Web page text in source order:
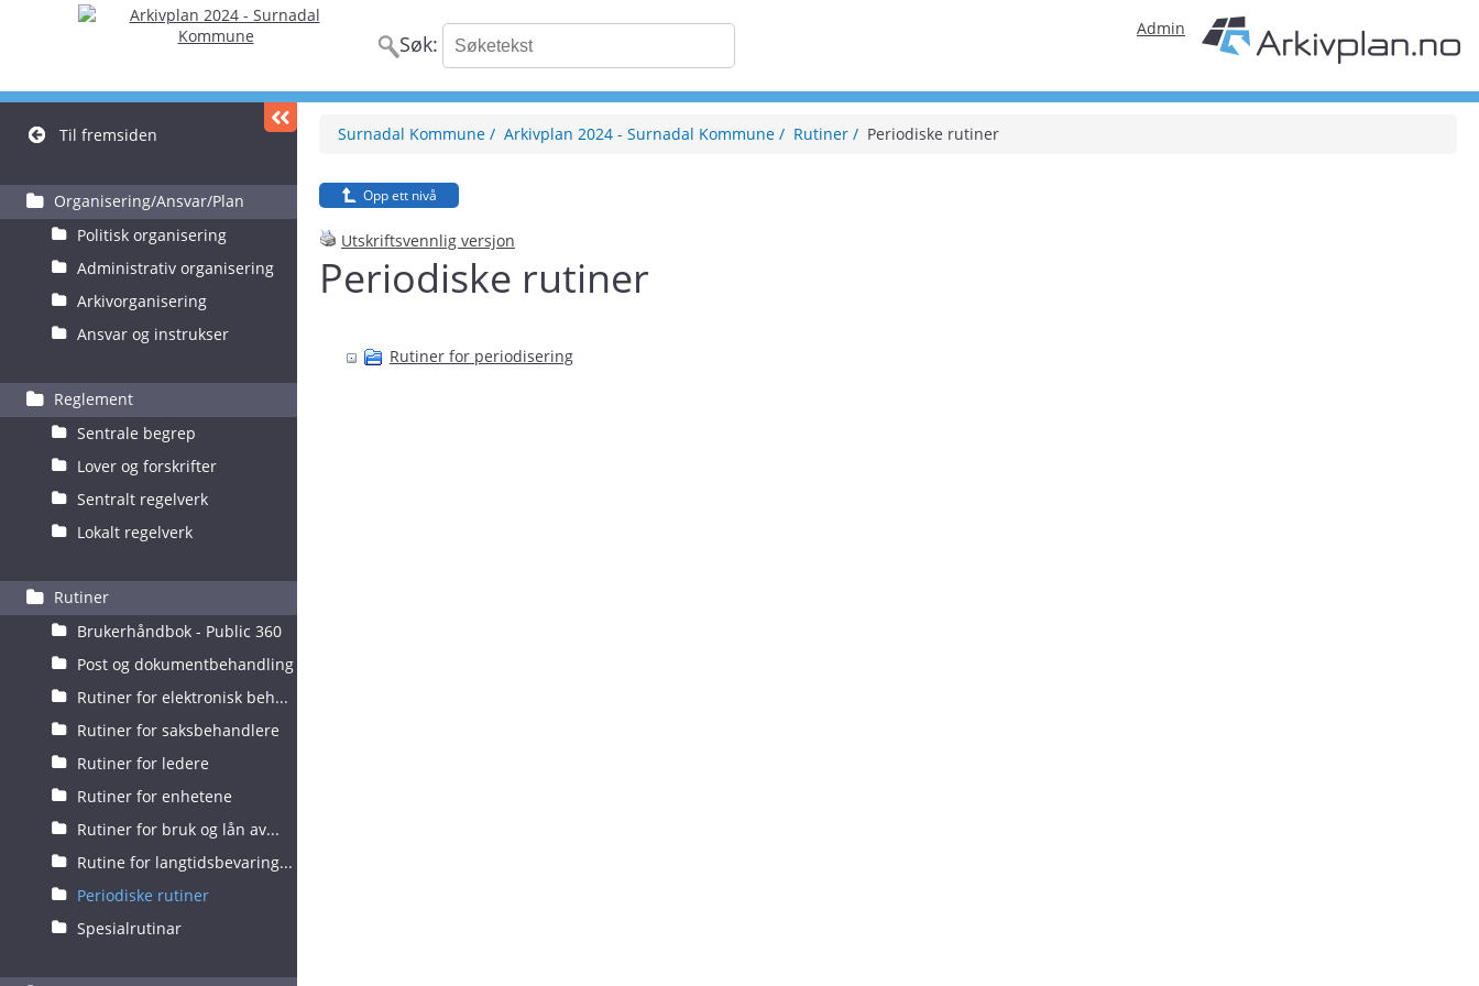
Søk:
Admin
Til fremsiden
Organisering/Ansvar/Plan
Politisk organisering
Administrativ organisering
Arkivorganisering
Ansvar og instrukser
Reglement
Sentrale begrep
Lover og forskrifter
Sentralt regelverk
Lokalt regelverk
Rutiner
Brukerhåndbok - Public 360
Post og dokumentbehandling
Rutiner for elektronisk beh...
Rutiner for saksbehandlere
Rutiner for ledere
Rutiner for enhetene
Rutiner for bruk og lån av...
Rutine for langtidsbevaring...
Periodiske rutiner
Spesialrutinar
Surnadal Kommune Arkivplan 2024 - Surnadal Kommune Rutiner Periodiske rutiner
Opp ett nivå
Utskriftsvennlig versjon
Periodiske rutiner
Rutiner for periodisering